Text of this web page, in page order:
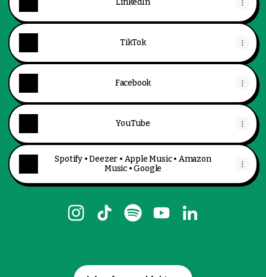
LinkedIn
TikTok
Facebook
YouTube
Spotify • Deezer • Apple Music • Amazon
Music • Google